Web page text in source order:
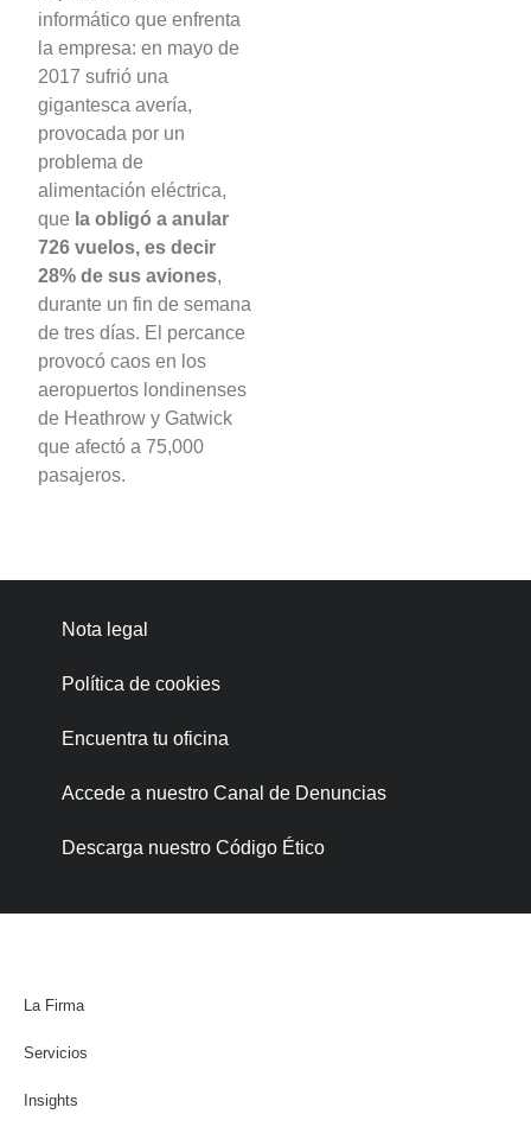
informático que enfrenta
la empresa: en mayo de
2017 sufrió una
gigantesca avería,
provocada por un
problema de
alimentación eléctrica,
que la obligó a anular
726 vuelos, es decir
28% de sus aviones,
durante un fin de semana
de tres días. El percance
provocó caos en los
aeropuertos londinenses
de Heathrow y Gatwick
que afectó a 75,000
pasajeros.
Nota legal
Política de cookies
Encuentra tu oficina
Accede a nuestro Canal de Denuncias
Descarga nuestro Código Ético
La Firma
Servicios
Insights